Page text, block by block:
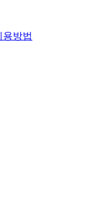
용방법